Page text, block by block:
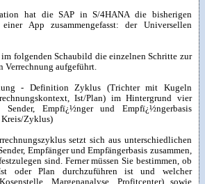
hat die SAP in S/4HANA die bisherigen
App zusammengefasst: der Universellen
folgenden Schaubild die einzelnen Schritte zur
Verrechnung aufgeführt.
setzt sich aus unterschiedlichen
Empfänger und Empfängerbasis zusammen,
sind. Ferner müssen Sie bestimmen, ob
oder Plan durchzuführen ist und welcher